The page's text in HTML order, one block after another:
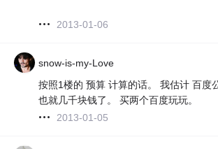
2013-01-06
snow-is-my-Love
按照1楼的 预算 计算的话。 我估计 百度
也就几千块钱了。
买两个百度玩玩。
2013-01-05